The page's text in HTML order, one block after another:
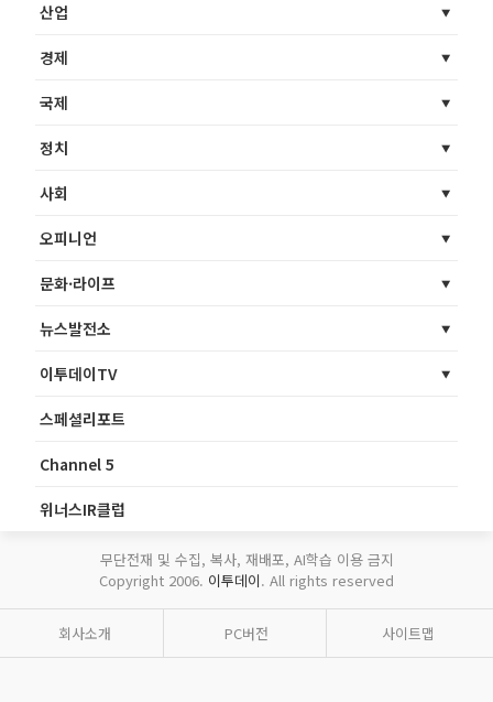
산업
경제
국제
정치
사회
오피니언
문화·라이프
뉴스발전소
이투데이TV
스페셜리포트
Channel 5
위너스IR클럽
무단전재 및 수집, 복사, 재배포, AI학습 이용 금지
Copyright 2006. 이투데이. All rights reserved
회사소개 PC버전 사이트맵